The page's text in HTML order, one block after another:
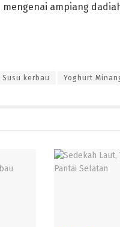
ampiang
Susu kerbau Yoghurt